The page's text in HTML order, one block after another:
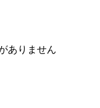
ありません